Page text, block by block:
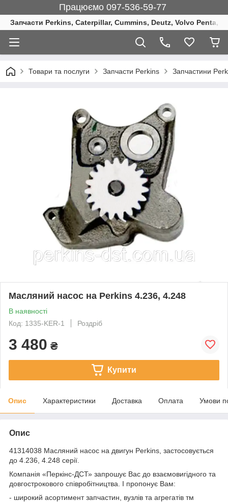
Працюємо 097-536-59-77
Запчасти Perkins, Caterpillar, Cummins, Deutz, Volvo Penta,
Товари та послуги Запчасти Perkins Запчастини
Масляний насос на Perkins 4.236, 4.248
В наявності
Код: 1335-KER-1
Роздріб
3 480 ₴
Купити
Опис Характеристики Доставка Оплата Умови
Опис
41314038 Масляний насос на двигун Perkins, застосовується
до 4.236, 4.248 серії.
Компанія «Перкінс-ДСТ» запрошує Вас до взаємовигідного та
довгострокового співробітництва. І пропонує Вам:
- широкий асортимент запчастин, вузлів та агрегатів тм